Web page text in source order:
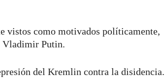
vistos como motivados políticamente,
Vladimir Putin.
del Kremlin contra la disidencia.